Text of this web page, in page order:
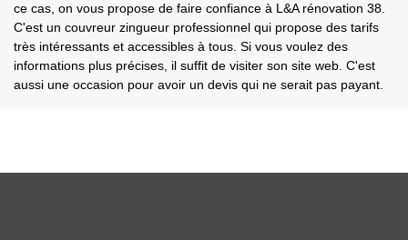
ce cas, on vous propose de faire confiance à L&A rénovation 38.
C'est un couvreur zingueur professionnel qui propose des tarifs
très intéressants et accessibles à tous. Si vous voulez des
informations plus précises, il suffit de visiter son site web. C'est
aussi une occasion pour avoir un devis qui ne serait pas payant.